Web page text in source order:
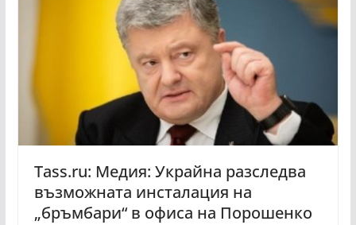
Tass.ru: Медия: Украйна разследва
възможната инсталация на
„бръмбари“ в офиса на Порошенко